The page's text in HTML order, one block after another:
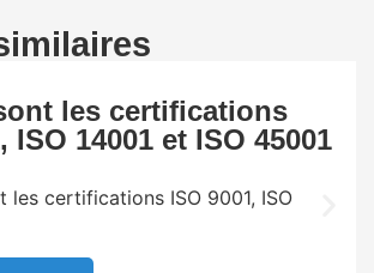
les certifications
ISO 14001 et ISO 45001
les certifications ISO 9001, ISO